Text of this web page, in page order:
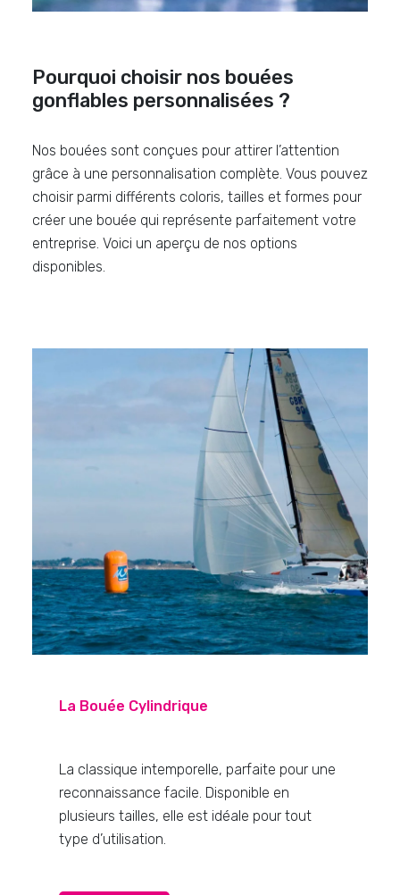
Pourquoi choisir nos bouées
gonflables personnalisées ?
Nos bouées sont conçues pour attirer l’attention
grâce à une personnalisation complète. Vous pouvez
choisir parmi différents coloris, tailles et formes pour
créer une bouée qui représente parfaitement votre
entreprise. Voici un aperçu de nos options
disponibles.
La Bouée Cylindrique
La classique intemporelle, parfaite pour une
reconnaissance facile. Disponible en
plusieurs tailles, elle est idéale pour tout
type d’utilisation.